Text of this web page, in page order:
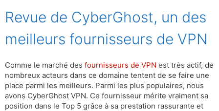
Revue de CyberGhost, un des
meilleurs fournisseurs de VPN
Comme le marché des fournisseurs de VPN est très actif, de
nombreux acteurs dans ce domaine tentent de se faire une
place parmi les meilleurs. Parmi les plus populaires, nous
avons CyberGhost VPN. Ce fournisseur mérite vraiment sa
position dans le Top 5 grâce à sa prestation rassurante et